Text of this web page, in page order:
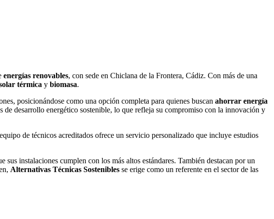
energías renovables, con sede en Chiclana de la Frontera, Cádiz. Con más de una
térmica y biomasa.
posicionándose como una opción completa para quienes buscan ahorrar energía
de desarrollo energético sostenible, lo que refleja su compromiso con la innovación y
de técnicos acreditados ofrece un servicio personalizado que incluye estudios
instalaciones cumplen con los más altos estándares. También destacan por un
Alternativas Técnicas Sostenibles se erige como un referente en el sector de las